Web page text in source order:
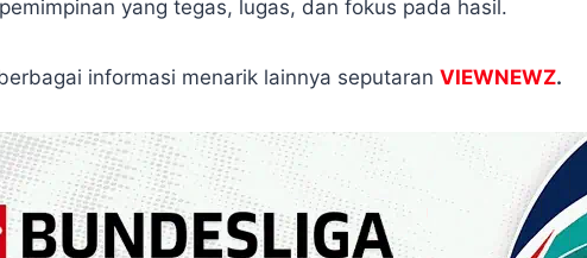
yang tegas, lugas, dan fokus pada hasil.
informasi menarik lainnya seputaran VIEWNEWZ.